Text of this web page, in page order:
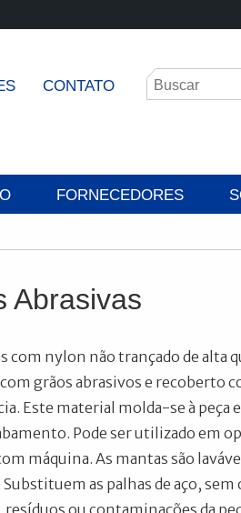
CONTATO
FORNECEDORES
Abrasivas
com nylon não trançado de alta
grãos abrasivos e recoberto
Este material molda-se à peça e
Pode ser utilizado em
máquina. As mantas são
as palhas de aço, sem
resíduos ou contaminações da